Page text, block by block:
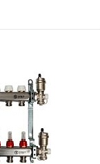
Сравнение
заказ 3-5 дней